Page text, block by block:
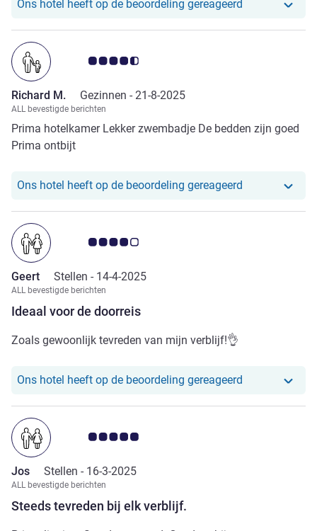
Ons hotel heeft op de beoordeling gereageerd Ons hotel
Avis-klantbeoordeling 4.5/5
Richard M. Gezinnen - 21-8-2025
ALL bevestigde berichten
Prima hotelkamer Lekker zwembadje De bedden zijn goed
Prima ontbijt
Ons hotel heeft op de beoordeling gereageerd Ons hotel
Ideaal voor de doorreis
Avis-klantbeoordeling 4.0/5
Geert Stellen - 14-4-2025
ALL bevestigde berichten
Zoals gewoonlijk tevreden van mijn verblijf!👌
Ons hotel heeft op de beoordeling gereageerd Ons hotel
Steeds tevreden bij elk verblijf.
Avis-klantbeoordeling 5.0/5
Jos Stellen - 16-3-2025
ALL bevestigde berichten